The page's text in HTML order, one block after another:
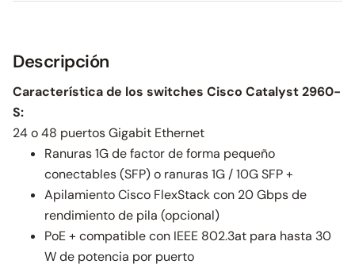
Descripción
Característica de los switches Cisco Catalyst 2960-
S:
24 o 48 puertos Gigabit Ethernet
Ranuras 1G de factor de forma pequeño
conectables (SFP) o ranuras 1G / 10G SFP +
Apilamiento Cisco FlexStack con 20 Gbps de
rendimiento de pila (opcional)
PoE + compatible con IEEE 802.3at para hasta 30
W de potencia por puerto